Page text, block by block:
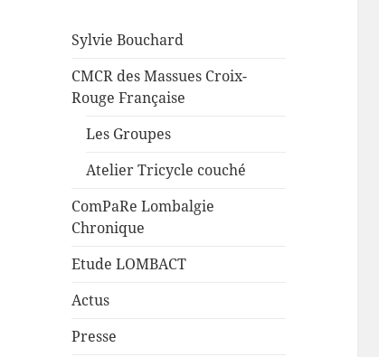
Sylvie Bouchard
CMCR des Massues Croix-
Rouge Française
Les Groupes
Atelier Tricycle couché
ComPaRe Lombalgie
Chronique
Etude LOMBACT
Actus
Presse